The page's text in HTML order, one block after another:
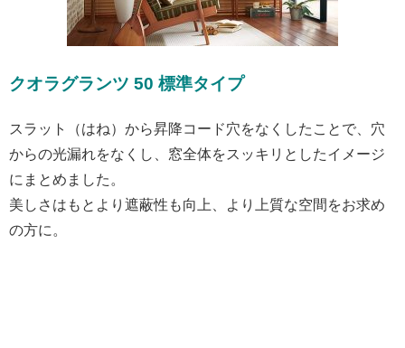
クオラグランツ 50 標準タイプ
スラット（はね）から昇降コード穴をなくしたことで、穴
からの光漏れをなくし、窓全体をスッキリとしたイメージ
にまとめました。
美しさはもとより遮蔽性も向上、より上質な空間をお求め
の方に。